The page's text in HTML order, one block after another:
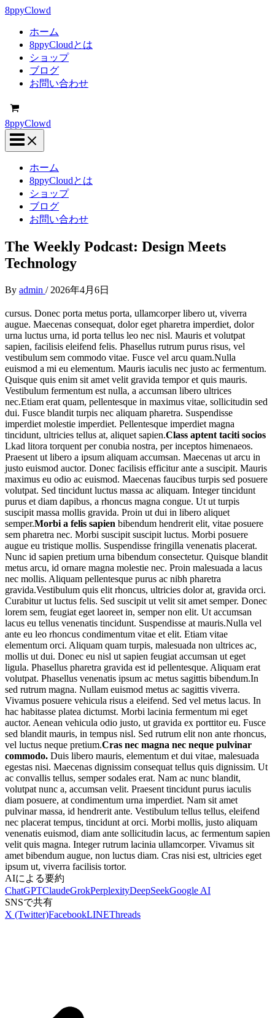
内
8ppyClowd
ホーム
8ppyCloudとは
ショップ
ブログ
お問い合わせ
8ppyClowd
ホーム
8ppyCloudとは
ショップ
ブログ
お問い合わせ
The Weekly Podcast: Design Meets
Technology
By admin / 2026年4月6日
cursus. Donec porta metus porta, ullamcorper libero ut, viverra
augue. Maecenas consequat, dolor eget pharetra imperdiet, dolor
urna luctus urna, id porta tellus leo nec nisl. Mauris et volutpat
sapien, facilisis eleifend felis. Phasellus rutrum purus risus, vel
vestibulum sem commodo vitae. Fusce vel arcu quam.Nulla
euismod a mi eu elementum. Mauris iaculis nec justo ac fermentum.
Quisque quis enim sit amet velit gravida tempor et quis mauris.
Vestibulum fermentum est nulla, a accumsan libero ultrices
nec.Etiam erat quam, pellentesque in maximus vitae, sollicitudin sed
dui. Fusce blandit turpis nec aliquam pharetra. Suspendisse
imperdiet molestie imperdiet. Pellentesque imperdiet magna
tincidunt, ultricies tellus at, aliquet sapien.Class aptent taciti socios
Lkad litora torquent per conubia nostra, per inceptos himenaeos.
Praesent ut libero a ipsum aliquam accumsan. Maecenas ut arcu in
justo euismod auctor. Donec facilisis efficitur ante a suscipit. Mauris
maximus eu odio ac euismod. Maecenas faucibus turpis sed posuere
volutpat. Sed tincidunt luctus massa ac aliquam. Integer tincidunt
purus et diam dapibus, a rhoncus magna congue. Ut ut turpis
suscipit massa mollis gravida. Proin ut dui in libero aliquet
semper.Morbi a felis sapien bibendum hendrerit elit, vitae posuere
sem pharetra nec. Morbi suscipit suscipit luctus. Morbi posuere
augue eu tristique mollis. Suspendisse fringilla venenatis placerat.
Nunc id sapien pretium urna bibendum consectetur. Quisque blandit
metus arcu, id ornare magna molestie nec. Proin malesuada a lacus
nec mollis. Aliquam pellentesque purus ac nibh pharetra
gravida.Vestibulum quis elit rhoncus, ultricies dolor at, gravida orci.
Curabitur ut luctus felis. Sed suscipit ut velit sit amet semper. Donec
lorem sem, feugiat eget laoreet in, semper non elit. Ut accumsan
lacus eu tellus venenatis tincidunt. Suspendisse at mauris.Nulla vel
ante eu leo rhoncus condimentum vitae et elit. Etiam vitae
elementum orci. Aliquam quam turpis, malesuada non ultrices ac,
mollis ut dui. Donec eu nisl ut sapien feugiat accumsan ut eget
ligula. Phasellus pharetra gravida est id pellentesque. Aliquam erat
volutpat. Phasellus venenatis ipsum ac metus sagittis bibendum.In
sed rutrum magna. Nullam euismod metus ac sagittis viverra.
Vivamus posuere vehicula risus a eleifend. Sed vel metus lacus. In
hac habitasse platea dictumst. Morbi lacinia fermentum mi eget
auctor. Aenean vehicula odio justo, ut gravida ex porttitor eu. Fusce
sed blandit mauris, in tempus nisl. Sed rutrum elit non ante rhoncus,
vel luctus neque pretium.Cras nec magna nec neque pulvinar
commodo. Duis libero mauris, elementum et dui vitae, malesuada
egestas nisi. Maecenas dignissim consequat tellus quis dignissim. Ut
ac convallis tellus, semper sodales erat. Nam ac nunc blandit,
volutpat nunc a, accumsan velit. Praesent tincidunt purus iaculis
diam posuere, at condimentum urna imperdiet. Nam sit amet
pulvinar massa, id hendrerit ante. Vestibulum tellus tellus, eleifend
nec placerat tempus, tincidunt at orci. Morbi mollis, justo aliquam
venenatis euismod, diam ante sollicitudin lacus, ac fermentum sapien
velit quis magna. Integer rutrum lacinia ullamcorper. Vivamus sit
amet bibendum augue, non luctus diam. Cras nisi est, ultricies eget
ipsum ut, viverra facilisis tortor.
AIによる要約
ChatGPTClaudeGrokPerplexityDeepSeekGoogle AI
SNSで共有
X (Twitter)FacebookLINEThreads